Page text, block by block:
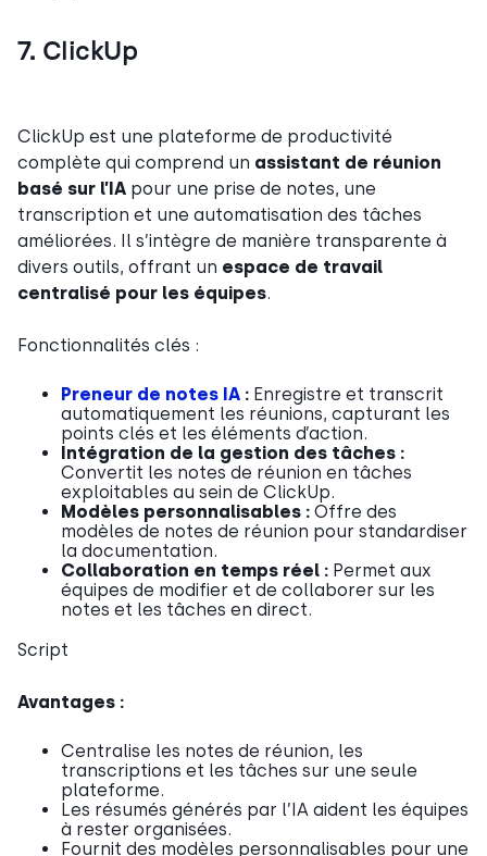
7. ClickUp
ClickUp est une plateforme de productivité
complète qui comprend un assistant de réunion
basé sur l’IA pour une prise de notes, une
transcription et une automatisation des tâches
améliorées. Il s’intègre de manière transparente à
divers outils, offrant un espace de travail
centralisé pour les équipes.
Fonctionnalités clés :
Preneur de notes IA : Enregistre et transcrit
automatiquement les réunions, capturant les
points clés et les éléments d’action.
Intégration de la gestion des tâches :
Convertit les notes de réunion en tâches
exploitables au sein de ClickUp.
Modèles personnalisables : Offre des
modèles de notes de réunion pour standardiser
la documentation.
Collaboration en temps réel : Permet aux
équipes de modifier et de collaborer sur les
notes et les tâches en direct.
Script
Avantages :
Centralise les notes de réunion, les
transcriptions et les tâches sur une seule
plateforme.
Les résumés générés par l’IA aident les équipes
à rester organisées.
Fournit des modèles personnalisables pour une